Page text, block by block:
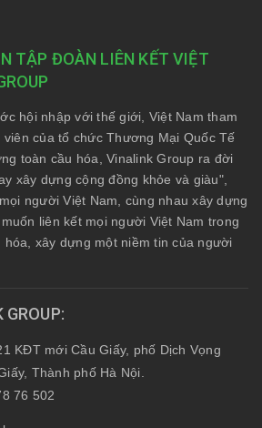
TẬP ĐOÀN LIÊN KẾT VIỆT
hội nhập với thế giới, Việt Nam tham
của tổ chức Thương Mại Quốc Tế
toàn cầu hóa, Vinalink Group ra đời
xây dựng cộng đồng khỏe và giàu",
người Việt Nam, cùng nhau xây dựng
liên kết mọi người Việt Nam trong
hóa, xây dựng một niềm tin của người
KĐT mới Cầu Giấy, phố Dịch Vọng
Thành phố Hà Nội.
76 502